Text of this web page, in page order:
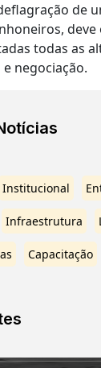
de
todas as
negociação.
Institucional
Infraestrutura
Capacitação